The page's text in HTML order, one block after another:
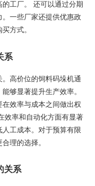
工厂。 还可以通过分期
一些厂家还提供优惠政
方式。
系
高价位的饲料码垛机通
够显著提升生产效率。
效率与成本之间做出权
效率和自动化方面有显著
工成本。对于预算有限
理的选择。
关系